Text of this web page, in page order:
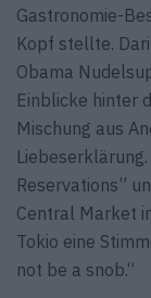
Gastronomie-
Kopf stellte.
Obama
Einblicke hinter
Mischung aus
Reservations”
Central Market
Tokio eine
not be a snob.“